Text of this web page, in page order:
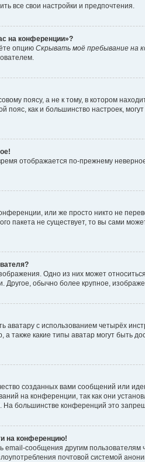
все свои настройки и предпочтения.
на конференции»?
опцию Скрывать моё пребывание на
поясу, а не к тому, в котором
пояс, как и большинство настроек,
отображается по-прежнему
или же просто никто не
пакета не существует, то вы сами
Одно из них может
обычно более крупное,
аватару с использованием четырёх
также какие типы аватар могут быть
созданных вами сообщений или
на конференции, так как они
На большинстве конференций это
на конференцию!
email-сообщения другим
почтовой системой